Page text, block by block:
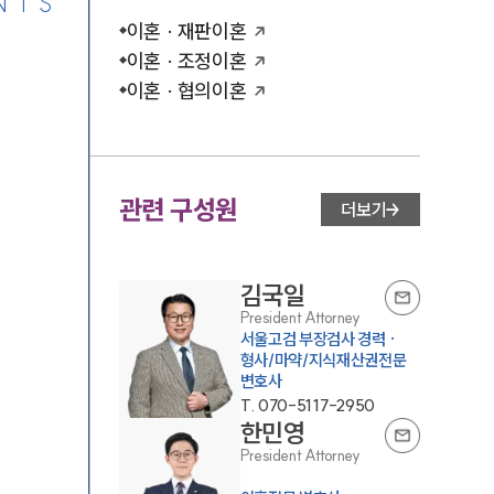
이혼 · 재판이혼
이혼 · 조정이혼
이혼 · 협의이혼
관련 구성원 더보기
김국일
President Attorney
서울고검 부장검사 경력 ·
형사/마약/지식재산권전문
변호사
T. 070-5117-2950
한민영
President Attorney